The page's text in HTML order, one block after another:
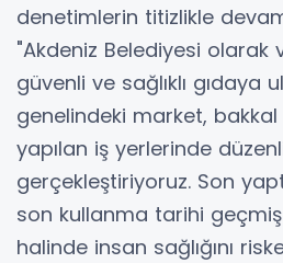
denetimlerin titizlikle
"Akdeniz Belediyesi olarak
güvenli ve sağlıklı gıdaya
genelindeki market, bakkal
yapılan iş yerlerinde
gerçekleştiriyoruz. Son
son kullanma tarihi
halinde insan sağlığını